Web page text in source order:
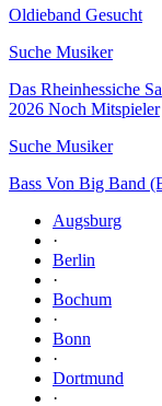
Oldieband Gesucht
Suche Musiker
Das Rheinhessiche
2026 Noch Mitspieler
Suche Musiker
Bass Von Big Band
Augsburg
·
Berlin
·
Bochum
·
Bonn
·
Dortmund
·